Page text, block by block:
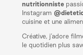
nutritionniste
Instagram
cuisine et une
Créative, j’adore
le quotidien plus